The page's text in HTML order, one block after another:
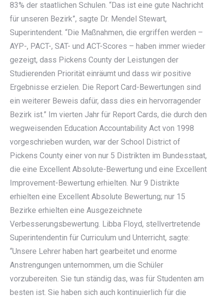
83% der staatlichen Schulen. “Das ist eine gute Nachricht
für unseren Bezirk”, sagte Dr. Mendel Stewart,
Superintendent. “Die Maßnahmen, die ergriffen werden –
AYP-, PACT-, SAT- und ACT-Scores – haben immer wieder
gezeigt, dass Pickens County der Leistungen der
Studierenden Priorität einräumt und dass wir positive
Ergebnisse erzielen. Die Report Card-Bewertungen sind
ein weiterer Beweis dafür, dass dies ein hervorragender
Bezirk ist.” Im vierten Jahr für Report Cards, die durch den
wegweisenden Education Accountability Act von 1998
vorgeschrieben wurden, war der School District of
Pickens County einer von nur 5 Distrikten im Bundesstaat,
die eine Excellent Absolute-Bewertung und eine Excellent
Improvement-Bewertung erhielten. Nur 9 Distrikte
erhielten eine Excellent Absolute Bewertung; nur 15
Bezirke erhielten eine Ausgezeichnete
Verbesserungsbewertung. Libba Floyd, stellvertretende
Superintendentin für Curriculum und Unterricht, sagte:
“Unsere Lehrer haben hart gearbeitet und enorme
Anstrengungen unternommen, um die Schüler
vorzubereiten. Sie tun ständig das, was für Studenten am
besten ist. Sie haben sich auch kontinuierlich für die